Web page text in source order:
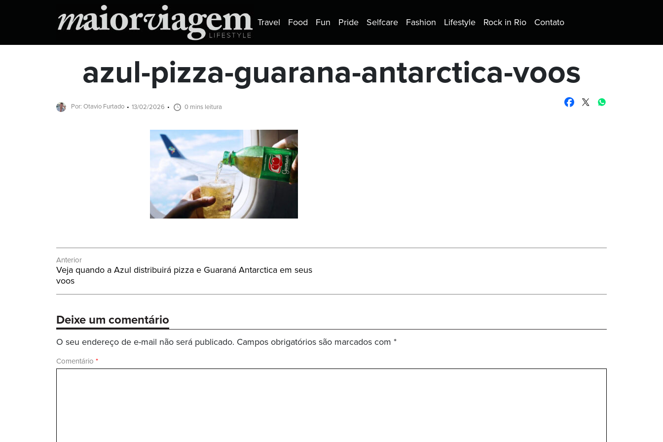
Travel Food Fun Pride Selfcare Fashion Lifestyle Rock in Rio Contato
azul-pizza-guarana-antarctica-voos
Por: Otavio Furtado 13/02/2026 0 mins leitura
Navegação
de
Post
Anterior
Post
Anterior:
Veja quando a Azul distribuirá pizza e Guaraná Antarctica em seus
voos
Deixe um comentário
O seu endereço de e-mail não será publicado. Campos obrigatórios são marcados com *
Comentário *